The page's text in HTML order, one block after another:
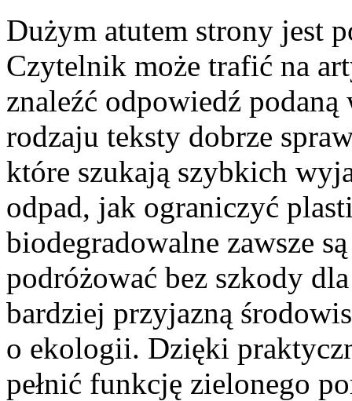
Dużym atutem strony jest
Czytelnik może trafić na
znaleźć odpowiedź podaną
rodzaju teksty dobrze
które szukają szybkich
odpad, jak ograniczyć
biodegradowalne zawsze
podróżować bez szkody
bardziej przyjazną
o ekologii. Dzięki
pełnić funkcję zielonego